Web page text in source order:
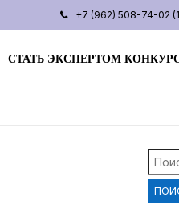
+7 (962) 508-74-02
СТАТЬ ЭКСПЕРТОМ